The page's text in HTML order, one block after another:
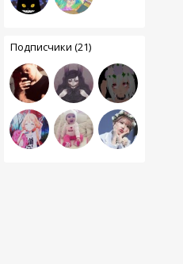
Подписчики (21)